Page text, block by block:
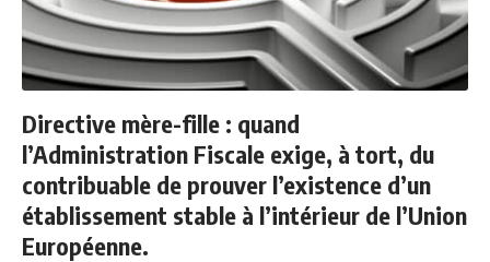
Directive mère-fille : quand
l’Administration Fiscale exige, à tort, du
contribuable de prouver l’existence d’un
établissement stable à l’intérieur de l’Union
Européenne.